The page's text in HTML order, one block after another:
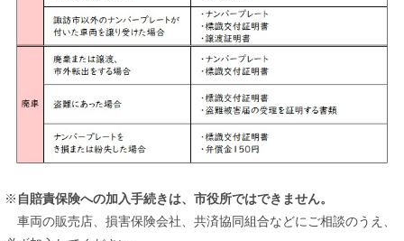
※ 自賠責保険への加入手続きは、市役所ではできません。
車両の販売店、損害保険会社、共済協同組合などにご相談のうえ、